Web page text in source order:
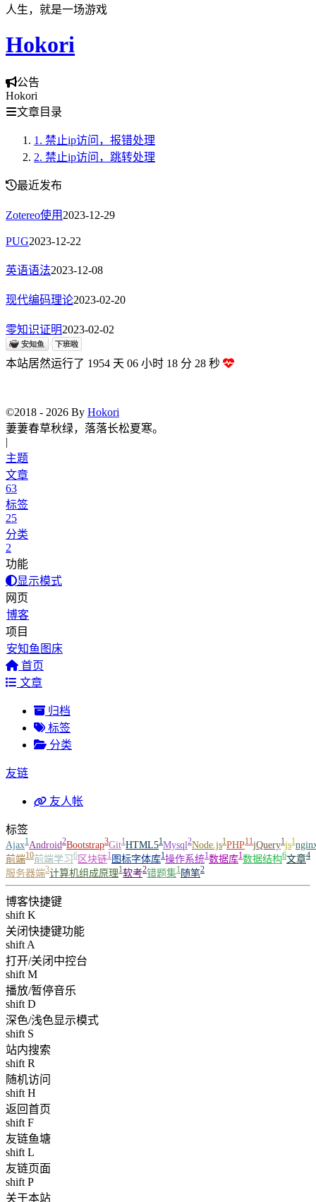
人生，就是一场游戏
Hokori
公告
Hokori
文章目录
1. 禁止ip访问，报错处理
2. 禁止ip访问，跳转处理
最近发布
Zotereo使用2023-12-29
PUG2023-12-22
英语语法2023-12-08
现代编码理论2023-02-20
零知识证明2023-02-02
本站居然运行了 1954 天 06 小时 18 分 30 秒
©2018 - 2026 By Hokori
|
主题
文章
63
标签
25
分类
2
功能
显示模式
网页
博客
项目
安知鱼图床
首页
文章
标签
分类
Ajax1
前端10 前端学习 区块链1 图标字体库1 操作系统 数据库 数据结构6 文章
服务器端3计算机组成原理1 软考2 错题集1随笔2
博客快捷键
shift K
关闭快捷键功能
shift A
打开/关闭中控台
shift M
播放/暂停音乐
shift D
深色/浅色显示模式
shift S
站内搜索
shift R
随机访问
shift H
返回首页
shift F
友链鱼塘
shift L
友链页面
shift P
关于本站
shift I